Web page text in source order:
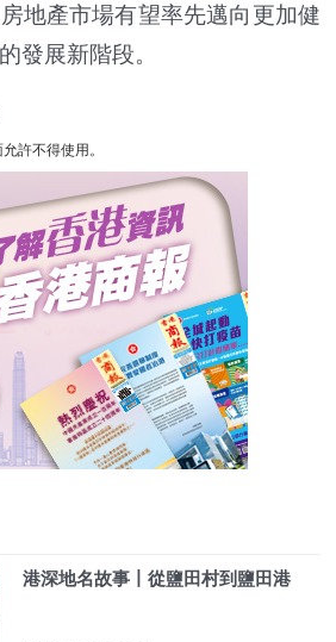
地產市場有望率先邁向更加健
發展新階段。
許不得使用。
港深地名故事丨從鹽田村到鹽田港